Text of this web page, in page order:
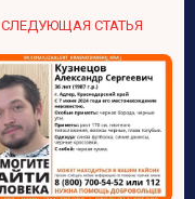
СЛЕДУЮЩАЯ СТАТЬЯ